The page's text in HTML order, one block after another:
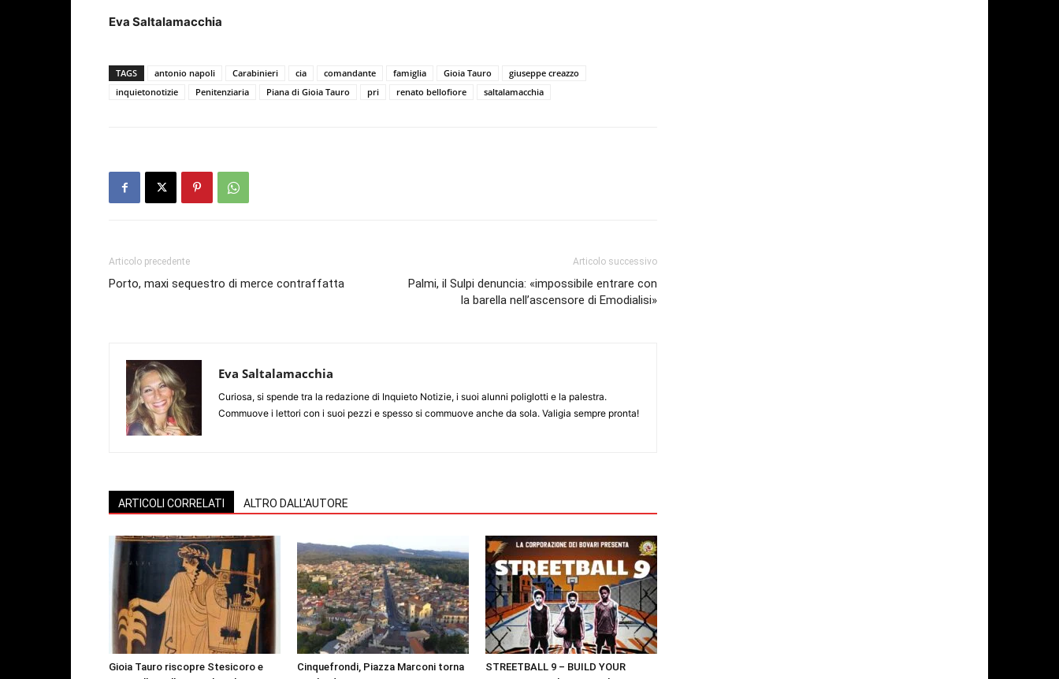
Eva Saltalamacchia
TAGS antonio napoli Carabinieri cia comandante famiglia Gioia Tauro
giuseppe creazzo
inquietonotizie
Penitenziaria Piana di Gioia Tauro pri renato bellofiore saltalamacchia
Articolo precedente
Porto, maxi sequestro di merce contraffatta
Articolo successivo
Palmi, il Sulpi denuncia: «impossibile entrare con
la barella nell’ascensore di Emodialisi»
Eva Saltalamacchia
Curiosa, si spende tra la redazione di Inquieto Notizie, i suoi alunni poliglotti e la palestra.
Commuove i lettori con i suoi pezzi e spesso si commuove anche da sola. Valigia sempre pronta!
ARTICOLI CORRELATI ALTRO DALL'AUTORE
Gioia Tauro riscopre Stesicoro e
Cinquefrondi, Piazza Marconi torna
STREETBALL 9 – BUILD YOUR